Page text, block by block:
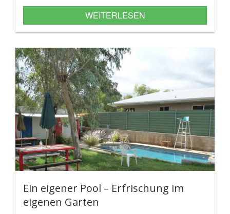
WEITERLESEN
Ein eigener Pool – Erfrischung im
eigenen Garten